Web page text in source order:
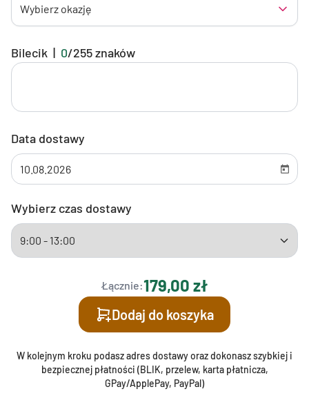
Wybierz okazję
Bilecik | 0/255znaków
Data dostawy
Wybierz czas dostawy
Łącznie:179,00 zł
Dodaj do koszyka
W kolejnym kroku podasz adres dostawy oraz dokonasz szybkiej i
bezpiecznej płatności (BLIK, przelew, karta płatnicza,
GPay/ApplePay, PayPal)